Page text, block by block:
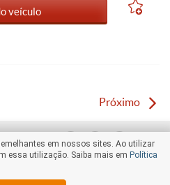
veículo
Próximo
em nossos sites. Ao utilizar
essa utilização. Saiba mais em Política